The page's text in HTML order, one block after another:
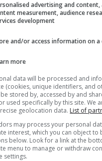
Botëror 2026
Rafael
E Meksikës
advertising and
measurement, audience
development
and/or access information on a
more
data will be processed and
(cookies, unique identifiers, and
stored by, accessed by and
used specifically by this site. We
geolocation data. List of
may process your personal
interest, which you can object to
below. Look for a link at the
menu to manage or withdraw
settings.